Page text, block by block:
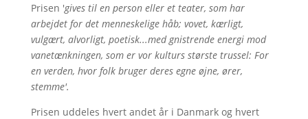
Prisen 'gives til en person eller et teater, som har
arbejdet for det menneskelige håb; vovet, kærligt,
vulgært, alvorligt, poetisk...med gnistrende energi mod
vanetænkningen, som er vor kulturs største trussel: For
en verden, hvor folk bruger deres egne øjne, ører,
stemme'.
Prisen uddeles hvert andet år i Danmark og hvert